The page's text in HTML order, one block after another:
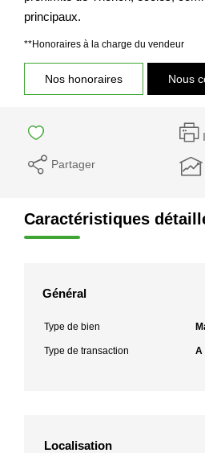
principaux.
**Honoraires à la charge du vendeur
Nos honoraires Nous
Partager
Caractéristiques
Général
Type de bien
Type de transaction A
Localisation